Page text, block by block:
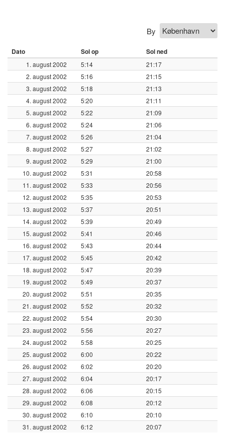
By
Dato Sol op Sol ned
1. august 2002 5:14
21:17
2. august 2002
5:16
21:15
3. august 2002
5:18
21:13
4. august 2002
5:20
21:11
5. august 2002
5:22
21:09
6. august 2002
5:24
21:06
7. august 2002
5:26
21:04
8. august 2002
5:27
21:02
9. august 2002
5:29
21:00
10. august 2002
5:31
20:58
11. august 2002
5:33
20:56
12. august 2002
5:35
20:53
13. august 2002
5:37
20:51
14. august 2002
5:39
20:49
15. august 2002
5:41
20:46
16. august 2002
5:43
20:44
17. august 2002
5:45
20:42
18. august 2002
5:47
20:39
19. august 2002
5:49
20:37
20. august 2002
5:51
20:35
21. august 2002
5:52
20:32
22. august 2002
5:54
20:30
23. august 2002
5:56
20:27
24. august 2002
5:58
20:25
25. august 2002
6:00
20:22
26. august 2002
6:02
20:20
27. august 2002
6:04
20:17
28. august 2002
6:06
20:15
29. august 2002
6:08
20:12
30. august 2002
6:10
20:10
31. august 2002
6:12 20:07